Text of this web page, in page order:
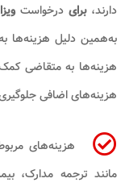
دارند،برایدرخواستویزا
به‌همین دلیل هزینه‌ها
هزینه‌ها به متقاضی
هزینه‌های اضافی
هزینه‌های
مانند ترجمه مدارک،